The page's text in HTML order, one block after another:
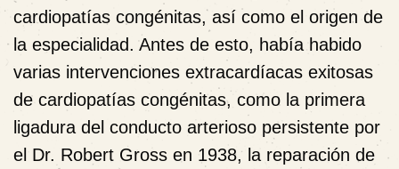
cardiopatías congénitas, así como el origen de
la especialidad. Antes de esto, había habido
varias intervenciones extracardíacas exitosas
de cardiopatías congénitas, como la primera
ligadura del conducto arterioso persistente por
el Dr. Robert Gross en 1938, la reparación de